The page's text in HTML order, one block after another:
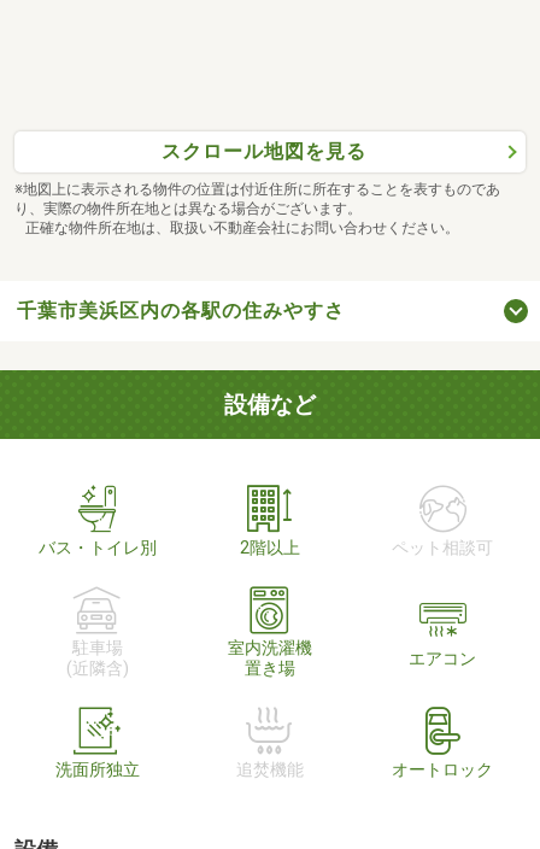
スクロール地図を見る
※地図上に表示される物件の位置は付近住所に所在することを表すものであ
り、実際の物件所在地とは異なる場合がございます。
正確な物件所在地は、取扱い不動産会社にお問い合わせください。
千葉市美浜区内の各駅の住みやすさ
設備など
バス・トイレ別 2階以上 ペット相談可
駐車場
(近隣含)
室内洗濯機
置き場
エアコン
洗面所独立 追焚機能 オートロック